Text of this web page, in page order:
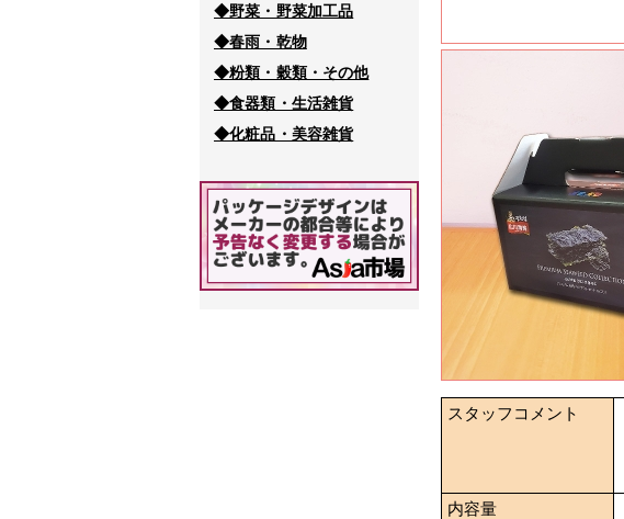
◆野菜・野菜加工品
◆春雨・乾物
◆粉類・穀類・その他
◆食器類・生活雑貨
◆化粧品・美容雑貨
スタッフコメント
内容量